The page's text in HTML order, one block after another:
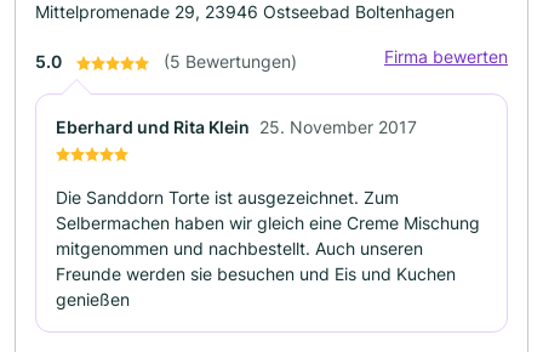
Mittelpromenade 29, 23946 Ostseebad Boltenhagen
5.0 (5 Bewertungen) Firma bewerten
Eberhard und Rita Klein 25. November 2017
Die Sanddorn Torte ist ausgezeichnet. Zum
Selbermachen haben wir gleich eine Creme Mischung
mitgenommen und nachbestellt. Auch unseren
Freunde werden sie besuchen und Eis und Kuchen
genießen